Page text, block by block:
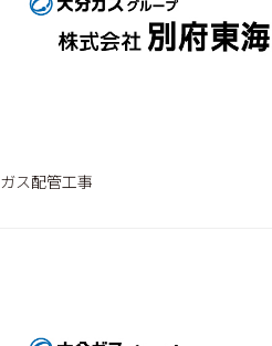
ガス配管工事